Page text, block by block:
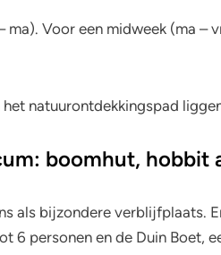
ma). Voor een midweek (ma
natuurontdekkingspad
boomhut, hobbit
als bijzondere verblijfplaats.
6 personen en de Duin Boet,